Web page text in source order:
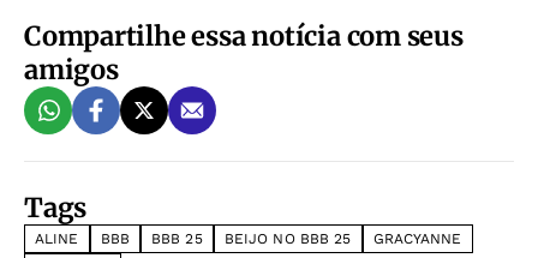
Compartilhe essa notícia com seus
amigos
Tags
ALINE BBB BBB 25 BEIJO NO BBB 25
GRACYANNE